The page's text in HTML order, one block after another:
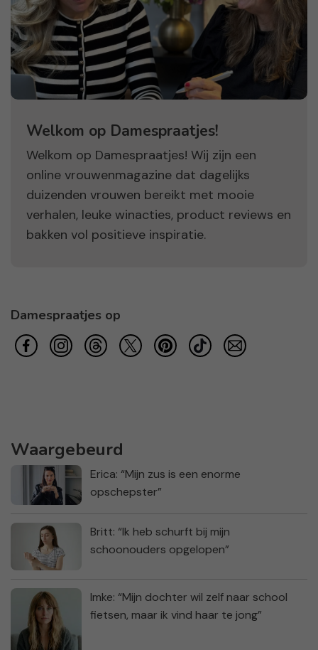
Welkom op Damespraatjes!
Welkom op Damespraatjes! Wij zijn een
online vrouwenmagazine dat dagelijks
duizenden vrouwen bereikt met mooie
verhalen, leuke winacties, product reviews en
bakken vol positieve inspiratie.
Damespraatjes op
Waargebeurd
Erica: “Mijn zus is een enorme
opschepster”
Britt: “Ik heb schurft bij mijn
schoonouders opgelopen”
Imke: “Mijn dochter wil zelf naar school
fietsen, maar ik vind haar te jong”